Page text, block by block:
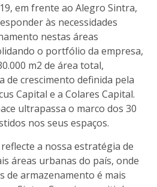
em frente ao Alegro Sintra,
às necessidades
nestas áreas
o portfólio da empresa,
m2 de área total,
de crescimento definida pela
Capital e a Colares Capital.
ultrapassa o marco dos 30
nos seus espaços.
a nossa estratégia de
áreas urbanas do país, onde
de armazenamento é mais